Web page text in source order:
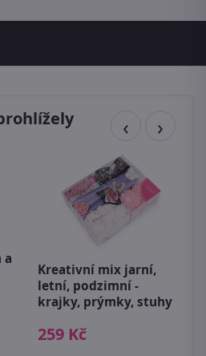
a
Kreativní mix jarní,
letní, podzimní -
krajky, prýmky, stuhy
259 Kč